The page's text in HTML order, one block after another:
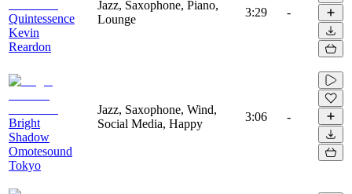
Quintessence
Kevin
Reardon
Jazz, Saxophone, Piano,
Lounge
3:29 -
Bright
Shadow
Omotesound
Tokyo
Jazz, Saxophone, Wind,
Social Media, Happy
3:06 -